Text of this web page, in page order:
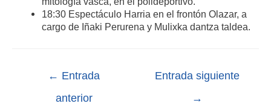
18:30 Espectáculo Harria en el frontón Olazar, a
cargo de Iñaki Perurena y Mulixka dantza taldea.
← Entrada
anterior
Entrada siguiente
→